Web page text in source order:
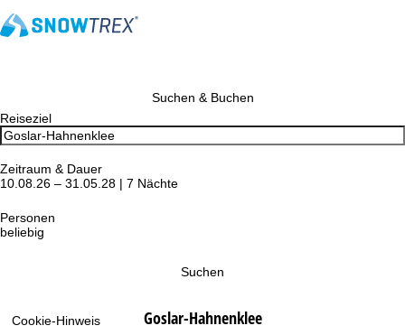
Cookie-Hinweis
Suchen & Buchen
Reiseziel
Zeitraum & Dauer
10.08.26 – 31.05.28 | 7 Nächte
Personen
beliebig
Suchen
Goslar-Hahnenklee